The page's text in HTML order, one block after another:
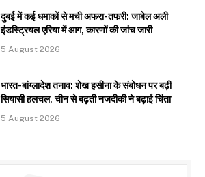
दुबई में कई धमाकों से मची अफरा-तफरी: जाबेल अली
इंडस्ट्रियल एरिया में आग, कारणों की जांच जारी
5 August 2026
भारत-बांग्लादेश तनाव: शेख हसीना के संबोधन पर बढ़ी
सियासी हलचल, चीन से बढ़ती नजदीकी ने बढ़ाई चिंता
5 August 2026